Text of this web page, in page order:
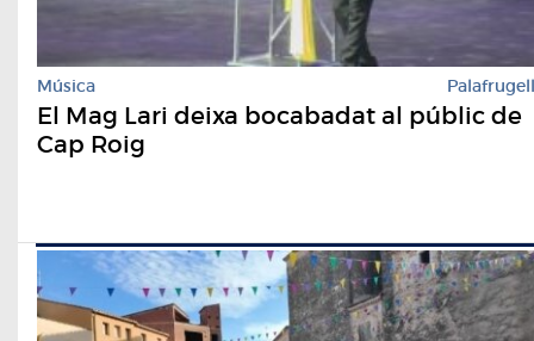
Música Palafrugell
El Mag Lari deixa bocabadat al públic de
Cap Roig